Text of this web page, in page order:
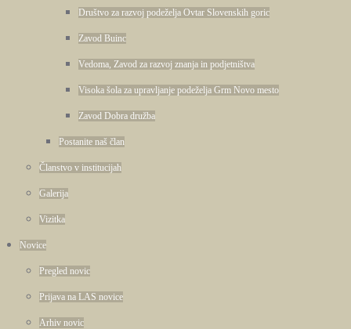
Društvo za razvoj podeželja Ovtar Slovenskih goric
Zavod Buinc
Vedoma, Zavod za razvoj znanja in podjetništva
Visoka šola za upravljanje podeželja Grm Novo mesto
Zavod Dobra družba
Postanite naš član
Članstvo v institucijah
Galerija
Vizitka
Novice
Pregled novic
Prijava na LAS novice
Arhiv novic